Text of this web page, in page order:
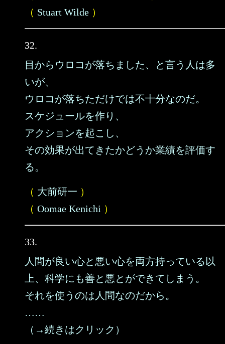
（ Stuart Wilde ）
32.
目からウロコが落ちました、と言う人は多
いが、
ウロコが落ちただけでは不十分なのだ。
スケジュールを作り、
アクションを起こし、
その効果が出てきたかどうか業績を評価す
る。
（ 大前研一 ）
（ Oomae Kenichi ）
33.
人間が良い心と悪い心を両方持っている以
上、科学にも善と悪とができてしまう。
それを使うのは人間なのだから。
……
（→続きはクリック）